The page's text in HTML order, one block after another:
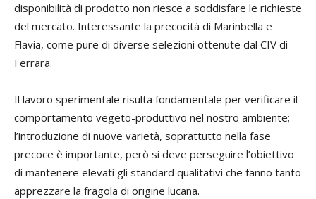
disponibilità di prodotto non riesce a soddisfare le richieste
del mercato. Interessante la precocità di Marinbella e
Flavia, come pure di diverse selezioni ottenute dal CIV di
Ferrara.
Il lavoro sperimentale risulta fondamentale per verificare il
comportamento vegeto-produttivo nel nostro ambiente;
l’introduzione di nuove varietà, soprattutto nella fase
precoce è importante, però si deve perseguire l’obiettivo
di mantenere elevati gli standard qualitativi che fanno tanto
apprezzare la fragola di origine lucana.